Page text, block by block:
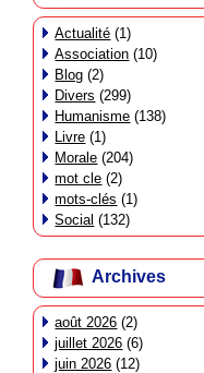
Actualité (1)
Association (10)
Blog (2)
Divers (299)
Humanisme (138)
Livre (1)
Morale (204)
mot cle (2)
mots-clés (1)
Social (132)
Archives
août 2026 (2)
juillet 2026 (6)
juin 2026 (12)